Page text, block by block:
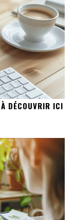
DÉCOUVRIR ICI